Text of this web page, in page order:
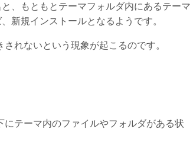
、もともとテーマフォルダ内にあるテーマ
新規インストールとなるようです。
れないという現象が起こるのです。
テーマ内のファイルやフォルダがある状